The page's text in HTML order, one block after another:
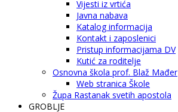
Vijesti iz vrtića
Javna nabava
Katalog informacija
Kontakt i zaposlenici
Pristup informacijama DV
Kutić za roditelje
Osnovna škola prof. Blaž Mađer
Web stranica Škole
Župa Rastanak svetih apostola
GROBLJE